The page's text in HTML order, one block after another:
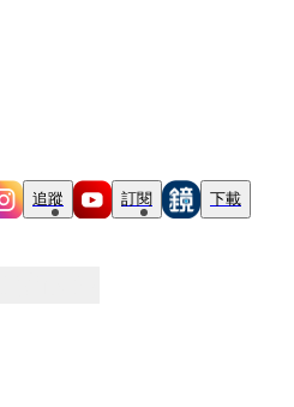
追蹤 訂閱 下載